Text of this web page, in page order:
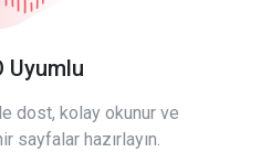
Uyumlu
dost, kolay okunur ve
sayfalar hazırlayın.